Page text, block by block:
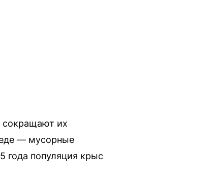
сокращают их
еде — мусорные
года популяция крыс